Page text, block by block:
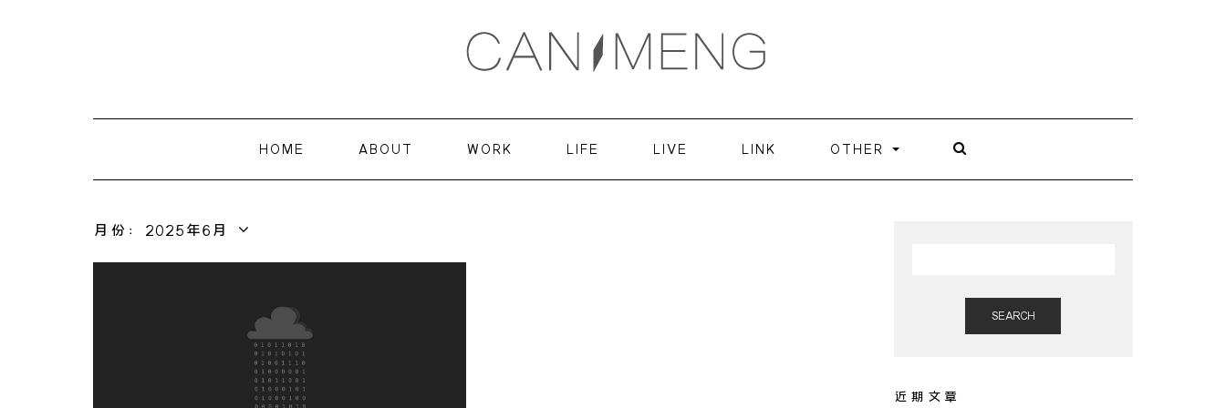
HOME ABOUT WORK LIFE LIVE LINK OTHER
月份：2025年6月
SEARCH
近期文章